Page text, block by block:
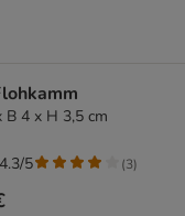
B 4 x H 3,5 cm
5 (3)